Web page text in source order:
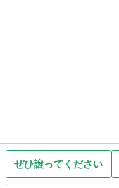
ぜひ譲ってください